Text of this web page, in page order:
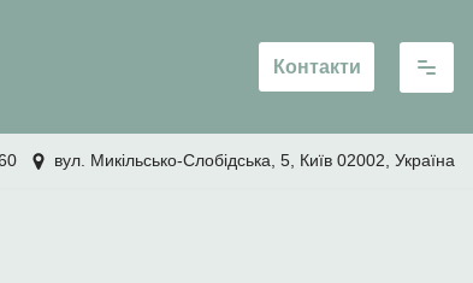
Контакти
вул. Микільсько-Слобідська, 5, Київ 02002, Україна